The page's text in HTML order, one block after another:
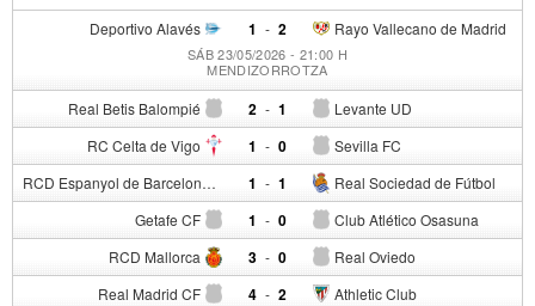
Deportivo Alavés 1 - Rayo Vallecano de Madrid
2
SÁB 23/05/2026 - 21:00 H
MENDIZORROTZA
Real Betis Balompié 2 - Levante UD
1
RC Celta de Vigo 1 - Sevilla FC
0
RCD Espanyol de Barcelona 1 - Real Sociedad de Fútbol
1
Getafe CF 1 - Club Atlético Osasuna
0
RCD Mallorca 3 - Real Oviedo
0
Real Madrid CF 4 - Athletic Club
2